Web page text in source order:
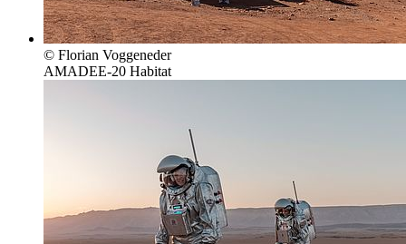
© Florian Voggeneder
AMADEE-20 Habitat